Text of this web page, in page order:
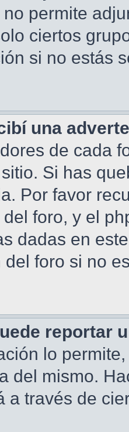
permite
ciertos
si no estás
una
de cada
Si has
Por favor
foro, y el
dadas en
foro si no
reportar
lo
del mismo.
a través de